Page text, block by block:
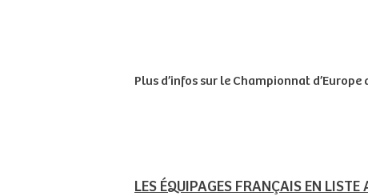
Plus d’infos sur le Championnat d’Europe
LES ÉQUIPAGES FRANÇAIS EN